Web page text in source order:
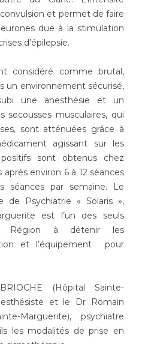
et Réadaptation
13
de Formation
et permet de faire
due à la stimulation
d’épilepsie.
considéré comme brutal,
un environnement sécurisé,
une anesthésie et un
secousses musculaires, qui
sont atténuées grâce à
agissant sur les
sont obtenus chez
environ 6 à 12 séances
séances par semaine. Le
de Psychiatrie « Solaris »,
est l’un des seuls
Région à détenir les
et l’équipement pour
(Hôpital Sainte-
et le Dr Romain
Marguerite), psychiatre
les modalités de prise en